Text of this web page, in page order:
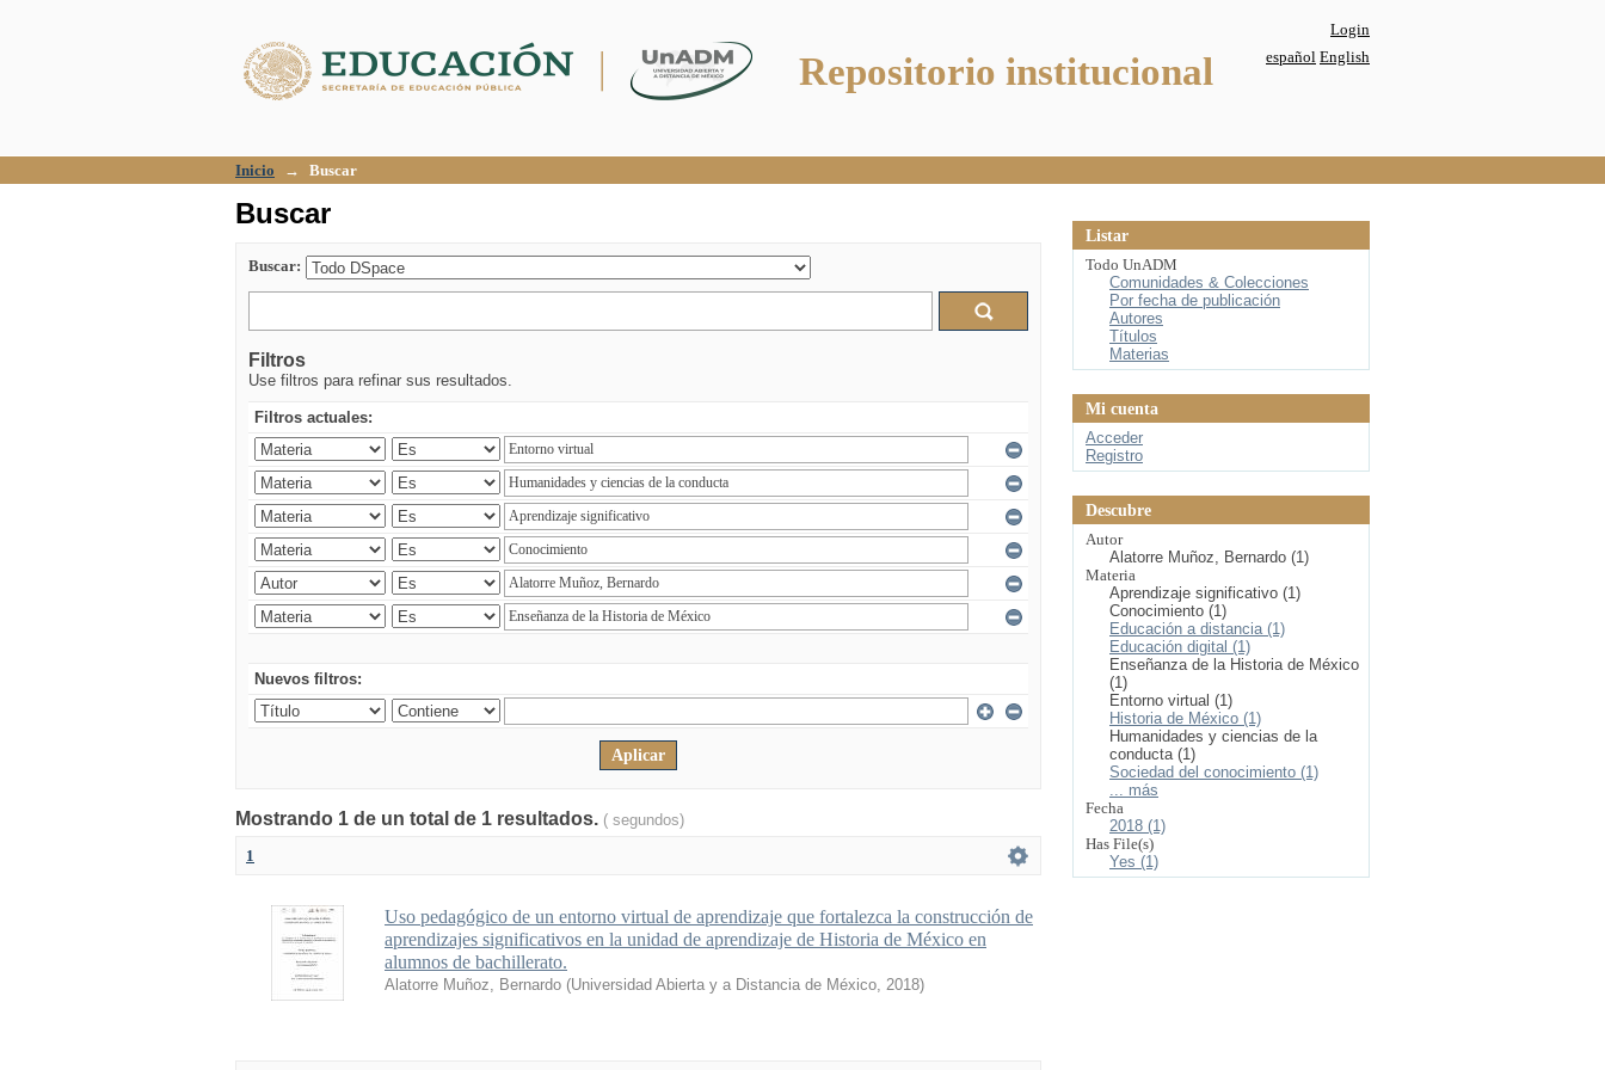
Repositorio institucional
Login
español English
Inicio → Buscar
Buscar
Buscar:
Filtros
Use filtros para refinar sus resultados.
Filtros actuales:
Nuevos filtros:
Mostrando 1 de un total de 1 resultados. ( segundos)
1
Uso pedagógico de un entorno virtual de aprendizaje que fortalezca la construcción de
aprendizajes significativos en la unidad de aprendizaje de Historia de México en
alumnos de bachillerato.
Alatorre Muñoz, Bernardo (Universidad Abierta y a Distancia de México, 2018)
Listar
Todo UnADM
Comunidades & Colecciones
Por fecha de publicación
Autores
Títulos
Materias
Mi cuenta
Acceder
Registro
Descubre
Autor
Alatorre Muñoz, Bernardo (1)
Materia
Aprendizaje significativo (1)
Conocimiento (1)
Educación a distancia (1)
Educación digital (1)
Enseñanza de la Historia de México
(1)
Entorno virtual (1)
Historia de México (1)
Humanidades y ciencias de la
conducta (1)
Sociedad del conocimiento (1)
... más
Fecha
2018 (1)
Has File(s)
Yes (1)